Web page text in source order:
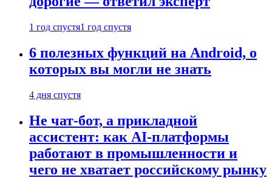
1 год спустя1 год спустя
6 полезных функций на Android, о
которых вы могли не знать
4 дня спустя
Не чат-бот, а прикладной
ассистент: как AI-платформы
работают в промышленности и
чего не хватает российскому рынку